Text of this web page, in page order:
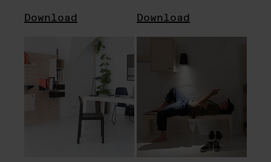
Download Download